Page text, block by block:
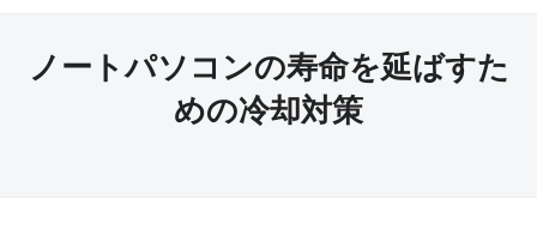
ノートパソコンの寿命を延ばすた
めの冷却対策